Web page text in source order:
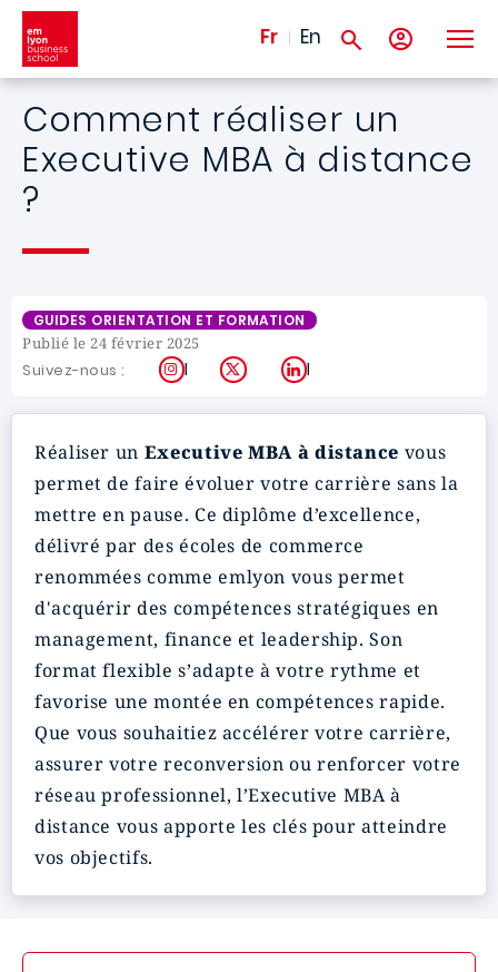
Aller au contenu principal
Fr En
Comment réaliser un
Executive MBA à distance
?
GUIDES ORIENTATION ET FORMATION
Publié le 24 février 2025
Suivez-nous : Instagram
X LinkedIn
Réaliser un Executive MBA à distance vous
permet de faire évoluer votre carrière sans la
mettre en pause. Ce diplôme d’excellence,
délivré par des écoles de commerce
renommées comme emlyon vous permet
d'acquérir des compétences stratégiques en
management, finance et leadership. Son
format flexible s’adapte à votre rythme et
favorise une montée en compétences rapide.
Que vous souhaitiez accélérer votre carrière,
assurer votre reconversion ou renforcer votre
réseau professionnel, l’Executive MBA à
distance vous apporte les clés pour atteindre
vos objectifs.